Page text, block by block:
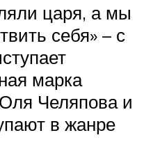
царя, а мы
себя» – с
марка
Челяпова и
в жанре